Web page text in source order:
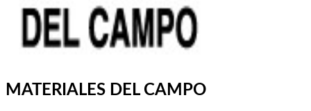
MATERIALES DEL CAMPO